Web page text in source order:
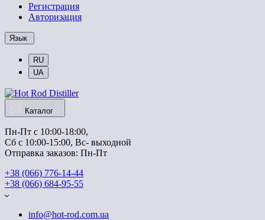
Регистрация
Авторизация
Язык
RU
UA
Каталог
Пн-Пт с 10:00-18:00,
Отправка заказов: Пн-Пт
+38 (066) 776-14-44
‭+38 (066) 684-95-55‬
info@hot-rod.com.ua